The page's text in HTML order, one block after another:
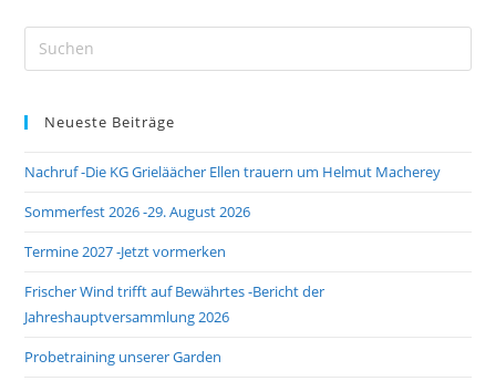
Neueste Beiträge
Nachruf -Die KG Grieläächer Ellen trauern um Helmut Macherey
Sommerfest 2026 -29. August 2026
Termine 2027 -Jetzt vormerken
Frischer Wind trifft auf Bewährtes -Bericht der
Jahreshauptversammlung 2026
Probetraining unserer Garden